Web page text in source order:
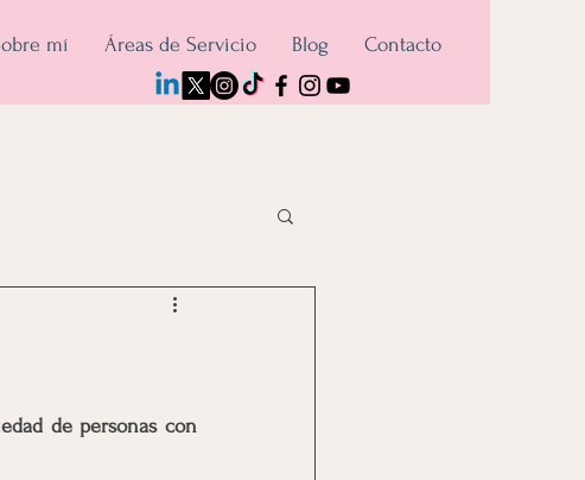
mí Áreas de Servicio Blog Contacto
de personas con